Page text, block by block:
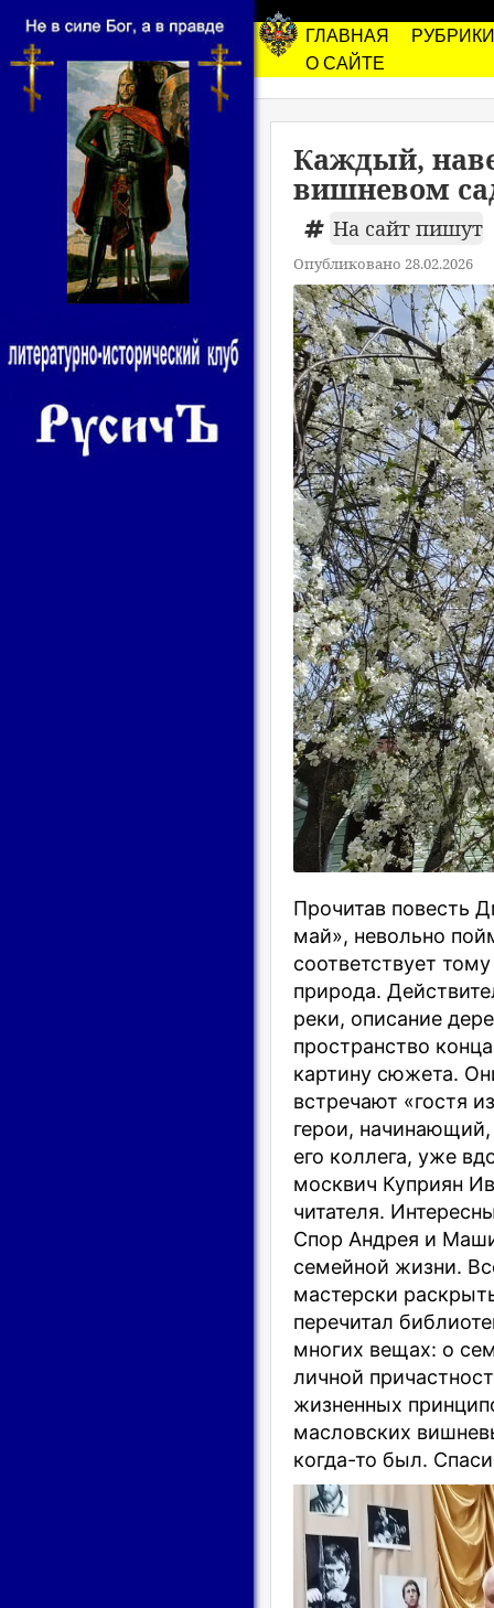
ГЛАВНАЯ
РУБРИКИ
О САЙТЕ
Каждый,
вишневом
На сайт пишут
Опубликовано 28.02.2026
Прочитав повесть
май», невольно п
соответствует
природа.
реки, описание
пространство
картину сюжета.
встречают «гостя
герои,
его коллега, уже
москвич Куприян
читателя.
Спор Андрея и
семейной жизни.
мастерски раскры
перечитал
многих вещах: о
личной
жизненных принцип
масловских
когда-то был.